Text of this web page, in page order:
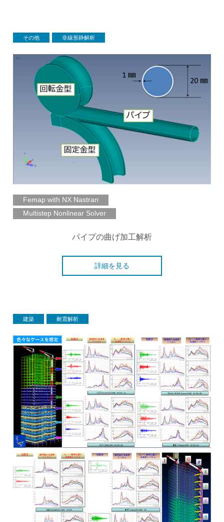
その他 非線形静解析
Femap with NX Nastran
Multistep Nonlinear Solver
パイプの曲げ加工解析
詳細を見る
建築 耐震解析